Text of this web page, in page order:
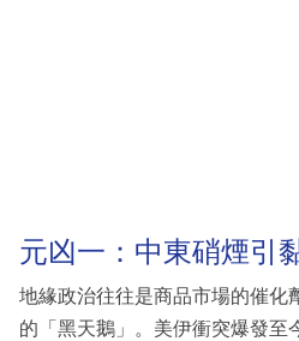
元凶一：中東硝煙引
地緣政治往往是商品市場的催化
的「黑天鵝」。美伊衝突爆發至